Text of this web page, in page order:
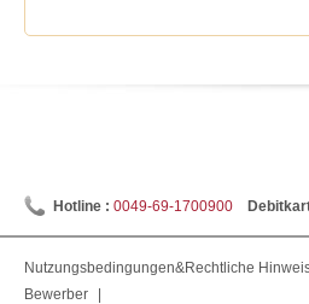
Hotline : 0049-69-1700900
Nutzungsbedingungen&Rechtliche
Bewerber